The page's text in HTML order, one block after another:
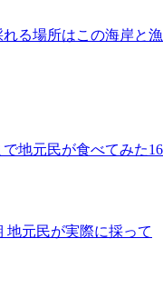
れる場所はこの海岸と漁
で地元民が食べてみた16
地元民が実際に採って